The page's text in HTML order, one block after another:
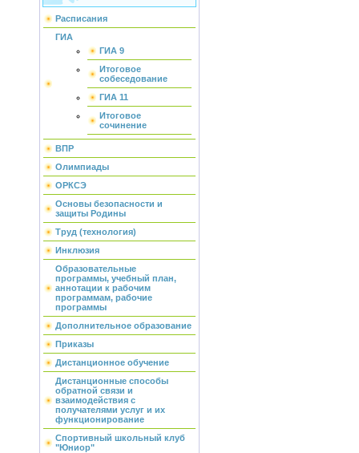
Расписания
ГИА
ГИА 9
Итоговое
собеседование
ГИА 11
Итоговое
сочинение
ВПР
Олимпиады
ОРКСЭ
Основы безопасности и
защиты Родины
Труд (технология)
Инклюзия
Образовательные
программы, учебный план,
аннотации к рабочим
программам, рабочие
программы
Дополнительное образование
Приказы
Дистанционное обучение
Дистанционные способы
обратной связи и
взаимодействия с
получателями услуг и их
функционирование
Спортивный школьный клуб
"Юниор"